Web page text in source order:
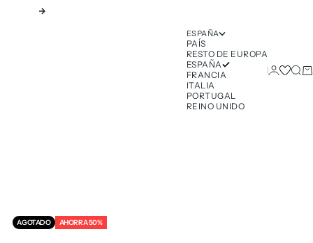
Siguiente
ESPAÑA
PAÍS
RESTO DE EUROPA
ESPAÑA
FRANCIA
ITALIA
PORTUGAL
REINO UNIDO
Iniciar
AGOTADO AHORRA 50%